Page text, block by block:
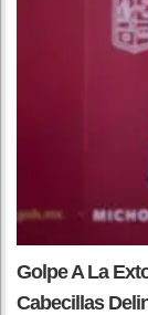
Golpe A La
Cabecillas